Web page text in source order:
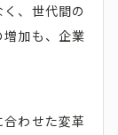
、世代間の
加も、企業
わせた変革